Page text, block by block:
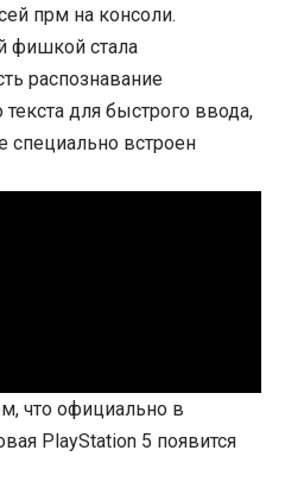
прм на консоли.
фишкой стала
распознавание
текста для быстрого ввода,
специально встроен
что официально в
PlayStation 5 появится